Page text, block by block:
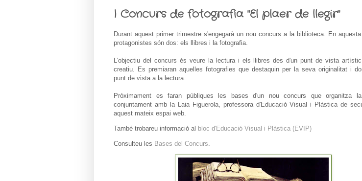
I Concurs de fotografia "El plaer de llegir"
Durant aquest primer trimestre s'engegarà un nou concurs a la biblioteca. En
protagonistes són dos: els llibres i la fotografia.
L'objectiu del concurs és veure la lectura i els llibres des d'un punt de vista
creatiu. Es premiaran aquelles fotografies que destaquin per la seva originalitat i
punt de vista a la lectura.
Pròximament es faran públiques les bases d'un nou concurs que organitza
conjuntament amb la Laia Figuerola, professora d'Educació Visual i Plàstica de
aquest mateix espai web.
També trobareu informació al bloc d'Educació Visual i Plàstica (EVIP)
Consulteu les Bases del Concurs.